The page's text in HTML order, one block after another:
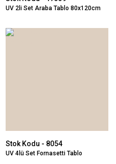
UV 2li Set Araba Tablo 80x120cm
Stok Kodu - 8054
UV 4lü Set Fornasetti Tablo